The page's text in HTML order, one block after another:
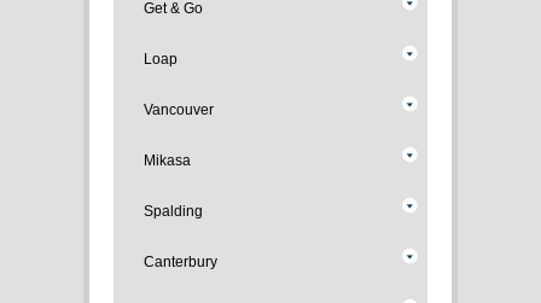
Get & Go
Loap
Vancouver
Mikasa
Spalding
Canterbury